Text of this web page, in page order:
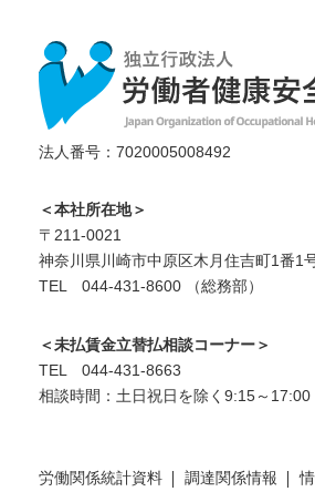
法人番号：7020005008492
＜本社所在地＞
〒211-0021
神奈川県川崎市中原区木月住吉町1番1
TEL 044-431-8600 （総務部）
＜未払賃金立替払相談コーナー＞
TEL 044-431-8663
相談時間：土日祝日を除く9:15～17:00
労働関係統計資料 調達関係情報